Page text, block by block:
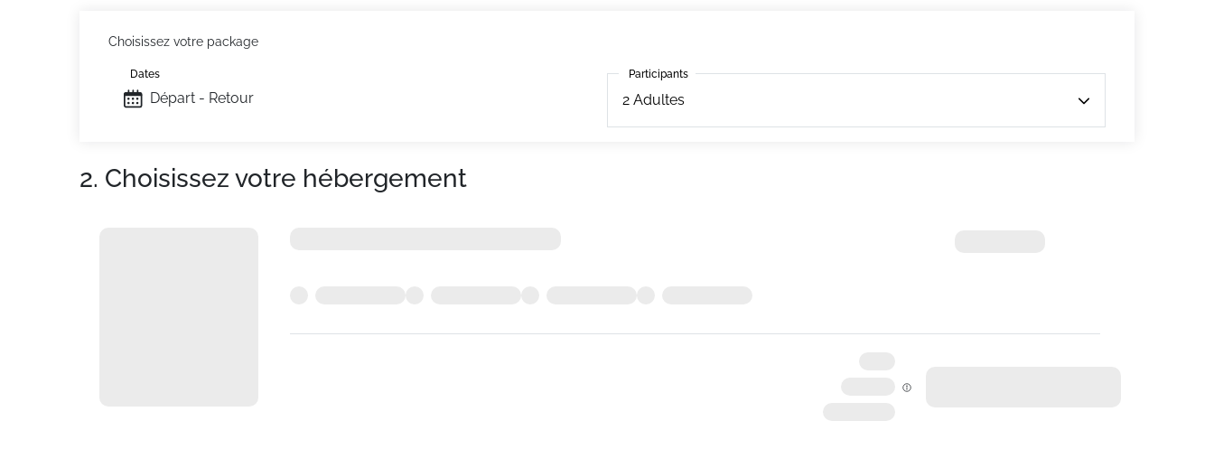
Choisissez votre package
Départ - Retour
Dates Participants
2 Adultes
Participants
2. Choisissez votre hébergement